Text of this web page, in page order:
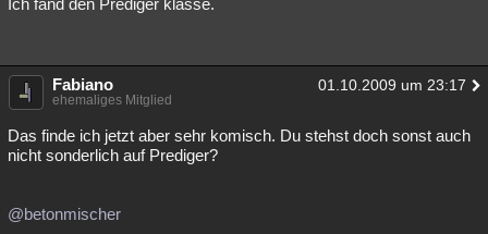
Ich fand den Prediger klasse.
Fabiano 01.10.2009 um 23:17
ehemaliges Mitglied
Das finde ich jetzt aber sehr komisch. Du stehst doch sonst auch
nicht sonderlich auf Prediger?
@betonmischer